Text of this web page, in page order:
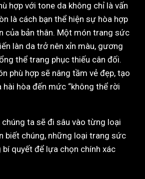
hợp với tone da không chỉ là vấn
là cách bạn thể hiện sự hòa hợp
của bản thân. Một món trang sức
làn da trở nên xỉn màu, gương
thể trang phục thiếu cân đối.
phù hợp sẽ nâng tầm vẻ đẹp, tạo
hòa đến mức “không thể rời
chúng ta sẽ đi sâu vào từng loại
biết chúng, những loại trang sức
bí quyết để lựa chọn chính xác